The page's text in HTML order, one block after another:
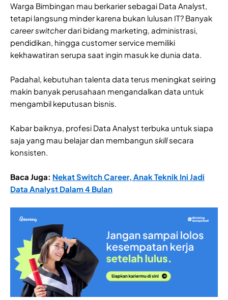
Warga Bimbingan mau berkarier sebagai Data Analyst,
tetapi langsung minder karena bukan lulusan IT? Banyak
career switcherdari bidang marketing, administrasi,
pendidikan, hingga customer service memiliki
kekhawatiran serupa saat ingin masuk ke dunia data.
Padahal, kebutuhan talenta data terus meningkat seiring
makin banyak perusahaan mengandalkan data untuk
mengambil keputusan bisnis.
Kabar baiknya, profesi Data Analyst terbuka untuk siapa
saja yang mau belajar dan membangun skillsecara
konsisten.
Baca Juga: Nekat Switch Career, Anak Teknik Ini Jadi
Data Analyst Dalam 4 Bulan